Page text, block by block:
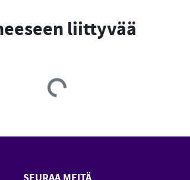
liittyvää
Loading...
SEURAA MEITÄ